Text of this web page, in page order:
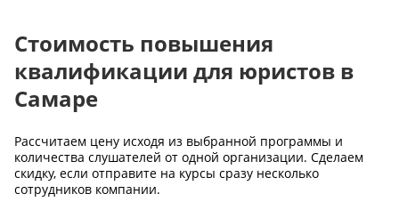
Стоимость повышения
квалификации для юристов в
Самаре
Рассчитаем цену исходя из выбранной программы и
количества слушателей от одной организации. Сделаем
скидку, если отправите на курсы сразу несколько
сотрудников компании.